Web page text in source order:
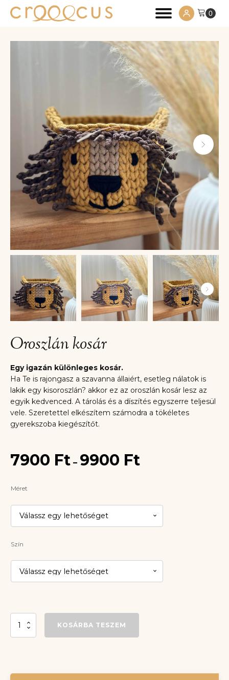
Oroszlán kosár
Egy igazán különleges kosár.
Ha Te is rajongasz a szavanna állaiért, esetleg nálatok is
lakik egy kisoroszlán? akkor ez az oroszlán kosár lesz az
egyik kedvenced. A tárolás és a díszítés egyszerre teljesül
vele. Szeretettel elkészítem számodra a tökéletes
gyerekszoba kiegészítőt.
7900 Ft – 9900 Ft7900 Ft
Méret
Szín
Oroszlán
KOSÁRBA TESZEM